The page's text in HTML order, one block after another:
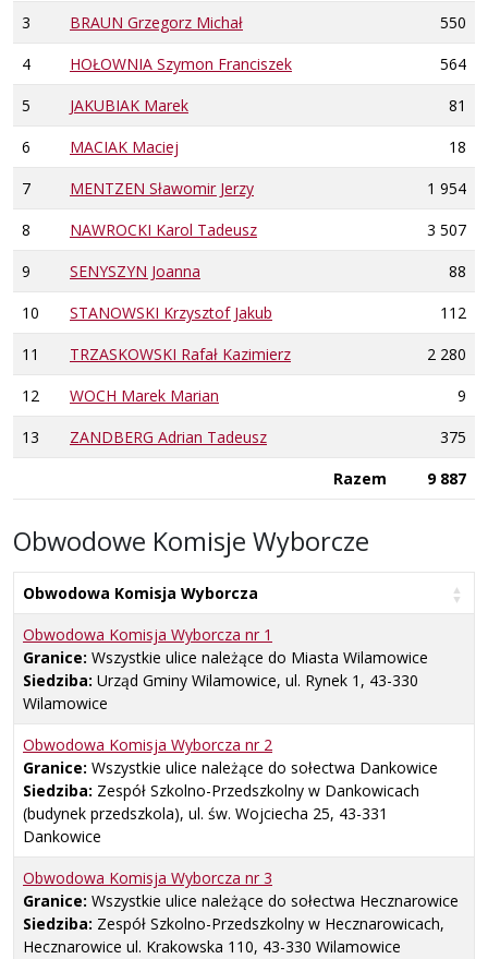
3
BRAUN Grzegorz Michał
550
4
HOŁOWNIA Szymon Franciszek
564
5
JAKUBIAK Marek
81
6
MACIAK Maciej
18
7
MENTZEN Sławomir Jerzy
1 954
8
NAWROCKI Karol Tadeusz
3 507
9
SENYSZYN Joanna
88
10
STANOWSKI Krzysztof Jakub
112
11
TRZASKOWSKI Rafał Kazimierz
2 280
12
WOCH Marek Marian
9
13
ZANDBERG Adrian Tadeusz
375
Razem
9 887
Obwodowe Komisje Wyborcze
Obwodowa Komisja Wyborcza
Obwodowa Komisja Wyborcza nr 1
Granice: Wszystkie ulice należące do Miasta Wilamowice
Siedziba: Urząd Gminy Wilamowice, ul. Rynek 1, 43-330
Wilamowice
Obwodowa Komisja Wyborcza nr 2
Granice: Wszystkie ulice należące do sołectwa Dankowice
Siedziba: Zespół Szkolno-Przedszkolny w Dankowicach
(budynek przedszkola), ul. św. Wojciecha 25, 43-331
Dankowice
Obwodowa Komisja Wyborcza nr 3
Granice: Wszystkie ulice należące do sołectwa Hecznarowice
Siedziba: Zespół Szkolno-Przedszkolny w Hecznarowicach,
Hecznarowice ul. Krakowska 110, 43-330 Wilamowice